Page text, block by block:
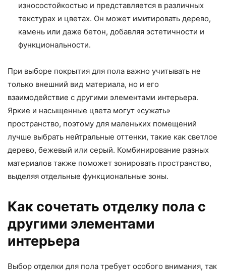
износостойкостью и представляется в различных
текстурах и цветах. Он может имитировать дерево,
камень или даже бетон, добавляя эстетичности и
функциональности.
При выборе покрытия для пола важно учитывать не
только внешний вид материала, но и его
взаимодействие с другими элементами интерьера.
Яркие и насыщенные цвета могут «сужать»
пространство, поэтому для маленьких помещений
лучше выбрать нейтральные оттенки, такие как светлое
дерево, бежевый или серый. Комбинирование разных
материалов также поможет зонировать пространство,
выделяя отдельные функциональные зоны.
Как сочетать отделку пола с
другими элементами
интерьера
Выбор отделки для пола требует особого внимания, так